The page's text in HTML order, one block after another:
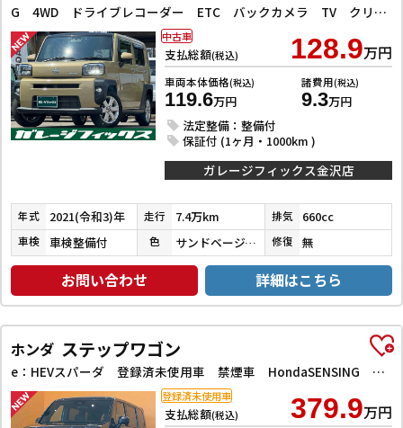
G 4WD ドライブレコーダー ETC バックカメラ TV クリアランスソナー レーンアシスト 衝突被害軽減システム オートライト LEDヘッドランプ ヘッドライトウォッシャー スマートキー
支払総額(税込) 128.9万円
車両本体価格(税込)
119.6万円
諸費用(税込)
9.3万円
法定整備：整備付
保証付 (1ヶ月・1000km )
中古車
ガレージフィックス金沢店
年式 2021(令和3)年 走行 7.4万km 排気 660cc
車検 車検整備付 色 サンドベージュメタリック 修復 無
お問い合わせ 詳細はこちら
ホンダ ステップワゴン
e：HEVスパーダ 登録済未使用車 禁煙車 HondaSENSING 両側自動ドア アダプティブクルーズコントロール 電子パーキング パワーバックドア アダプティブクルーズコントロール ブラインドスポットモニター
支払総額(税込) 379.9万円
登録済未使用車